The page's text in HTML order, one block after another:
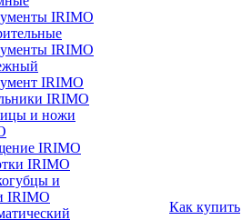
IRIMO
IRIMO
IRIMO
IRIMO
и ножи
IRIMO
IRIMO
и
IRIMO
Как купить